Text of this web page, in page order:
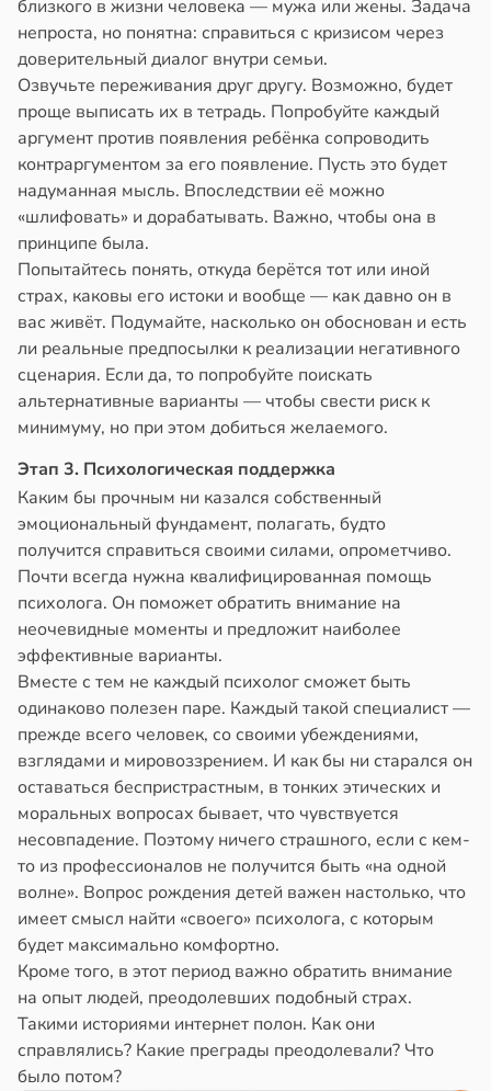
близкого в жизни человека — мужа или жены. Задача
непроста, но понятна: справиться с кризисом через
доверительный диалог внутри семьи.
Озвучьте переживания друг другу. Возможно, будет
проще выписать их в тетрадь. Попробуйте каждый
аргумент против появления ребёнка сопроводить
контраргументом за его появление. Пусть это будет
надуманная мысль. Впоследствии её можно
«шлифовать» и дорабатывать. Важно, чтобы она в
принципе была.
Попытайтесь понять, откуда берётся тот или иной
страх, каковы его истоки и вообще — как давно он в
вас живёт. Подумайте, насколько он обоснован и есть
ли реальные предпосылки к реализации негативного
сценария. Если да, то попробуйте поискать
альтернативные варианты — чтобы свести риск к
минимуму, но при этом добиться желаемого.
Этап 3. Психологическая поддержка
Каким бы прочным ни казался собственный
эмоциональный фундамент, полагать, будто
получится справиться своими силами, опрометчиво.
Почти всегда нужна квалифицированная помощь
психолога. Он поможет обратить внимание на
неочевидные моменты и предложит наиболее
эффективные варианты.
Вместе с тем не каждый психолог сможет быть
одинаково полезен паре. Каждый такой специалист —
прежде всего человек, со своими убеждениями,
взглядами и мировоззрением. И как бы ни старался он
оставаться беспристрастным, в тонких этических и
моральных вопросах бывает, что чувствуется
несовпадение. Поэтому ничего страшного, если с кем-
то из профессионалов не получится быть «на одной
волне». Вопрос рождения детей важен настолько, что
имеет смысл найти «своего» психолога, с которым
будет максимально комфортно.
Кроме того, в этот период важно обратить внимание
на опыт людей, преодолевших подобный страх.
Такими историями интернет полон. Как они
справлялись? Какие преграды преодолевали? Что
было потом?